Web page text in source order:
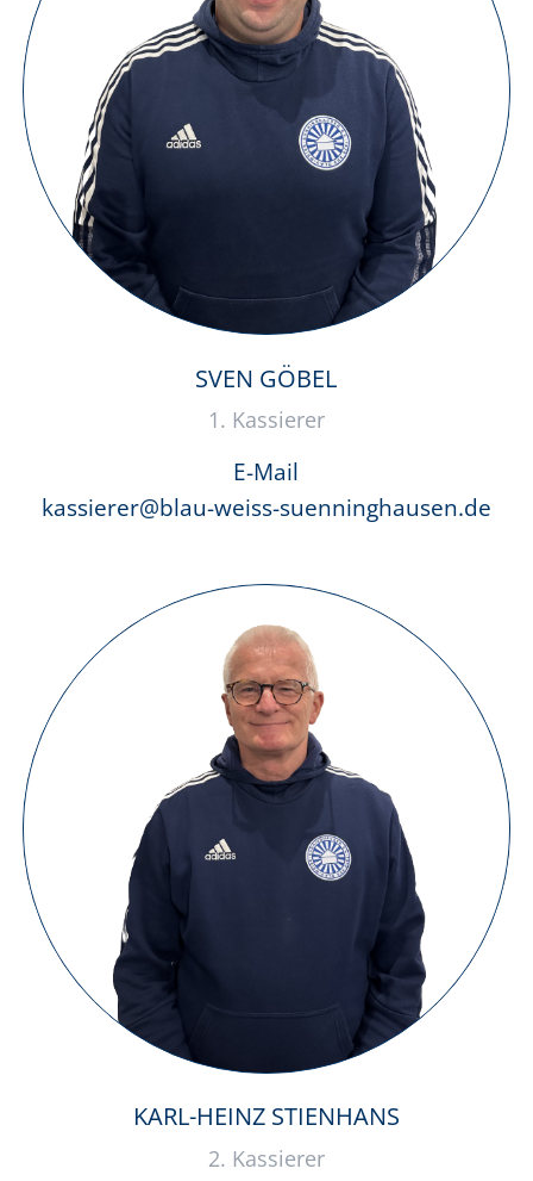
SVEN GÖBEL
1. Kassierer
E-Mail
kassierer@blau-weiss-suenninghausen.de
KARL-HEINZ STIENHANS
2. Kassierer